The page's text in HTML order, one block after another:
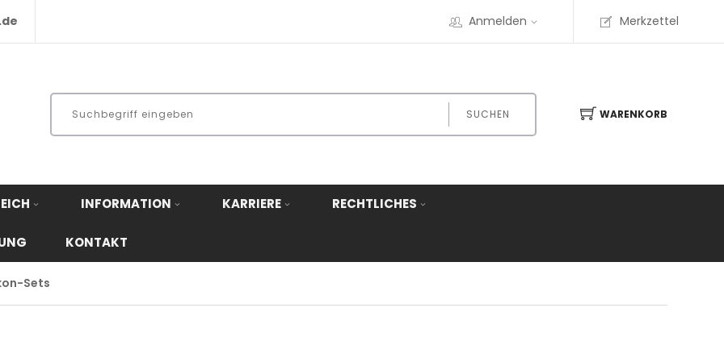
Anmelden Merkzettel
SUCHEN WARENKORB
INFORMATION KARRIERE RECHTLICHES
KONTAKT
Sets